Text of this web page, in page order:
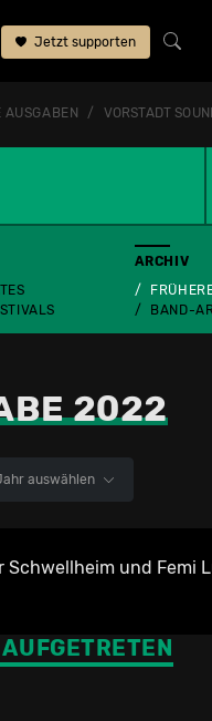
Jetzt supporten
AUSGABEN VORSTADT
ARCHIV
BAND-
2022
auswählen
und Femi